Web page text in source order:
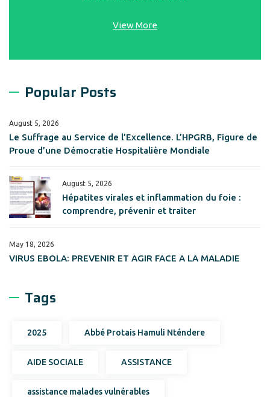
View More
Popular Posts
August 5, 2026
Le Suffrage au Service de l’Excellence. L’HPGRB, Figure de
Proue d’une Démocratie Hospitalière Mondiale
August 5, 2026
Hépatites virales et inflammation du foie :
comprendre, prévenir et traiter
May 18, 2026
VIRUS EBOLA: PREVENIR ET AGIR FACE A LA MALADIE
Tags
2025 Abbé Protais Hamuli Nténdere
AIDE SOCIALE ASSISTANCE
assistance malades vulnérables